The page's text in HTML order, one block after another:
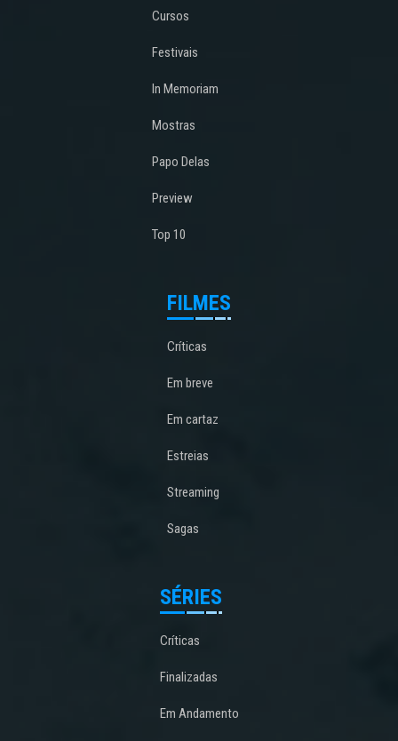
Cursos
Festivais
In Memoriam
Mostras
Papo Delas
Preview
Top 10
FILMES
Críticas
Em breve
Em cartaz
Estreias
Streaming
Sagas
SÉRIES
Críticas
Finalizadas
Em Andamento